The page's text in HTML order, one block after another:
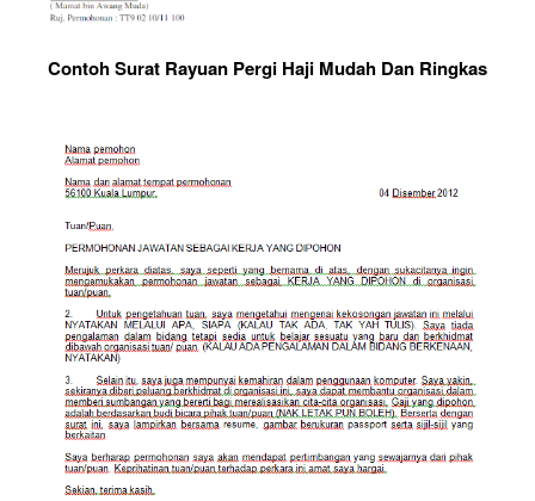
Contoh Surat Rayuan Pergi Haji Mudah Dan Ringkas